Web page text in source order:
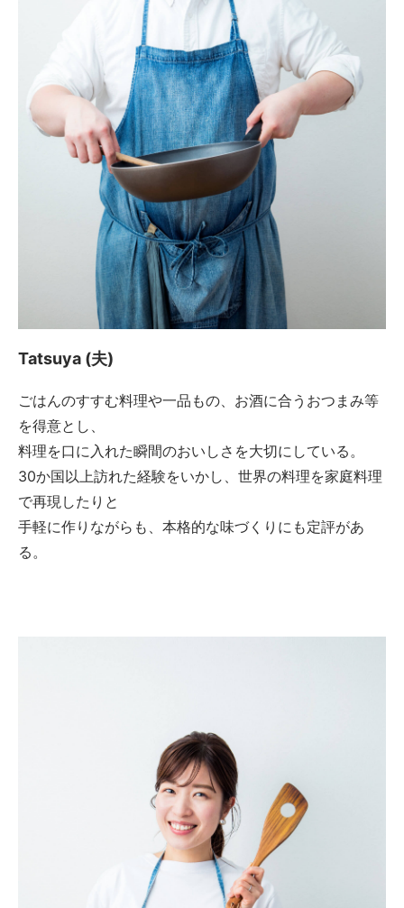
Tatsuya (夫)
ごはんのすすむ料理や一品もの、お酒に合うおつまみ等
を得意とし、
料理を口に入れた瞬間のおいしさを大切にしている。
30か国以上訪れた経験をいかし、世界の料理を家庭料理
で再現したりと
手軽に作りながらも、本格的な味づくりにも定評があ
る。